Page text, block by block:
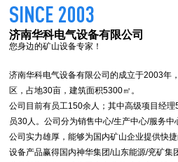
SINCE 2003
济南华科电气设备有限公司
您身边的矿山设备专家！
济南华科电气设备有限公司的成立于2003年
区，占地30亩，建筑面积5300㎡。
公司目前有员工150余人；其中高级项目经
员30人。公司分为销售中心/生产中心/服务中
公司实力雄厚，能够为国内矿山企业提供快
设备产品赢得国内神华集团/山东能源/兖矿集